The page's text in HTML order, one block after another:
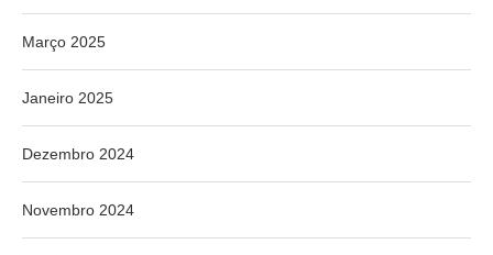
Março 2025
Janeiro 2025
Dezembro 2024
Novembro 2024